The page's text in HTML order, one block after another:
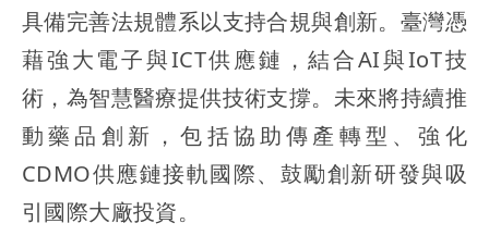
具備完善法規體系以支持合規與創新。臺灣憑
藉強大電子與ICT供應鏈，結合AI與IoT技
術，為智慧醫療提供技術支撐。未來將持續推
動藥品創新，包括協助傳產轉型、強化
CDMO供應鏈接軌國際、鼓勵創新研發與吸
引國際大廠投資。